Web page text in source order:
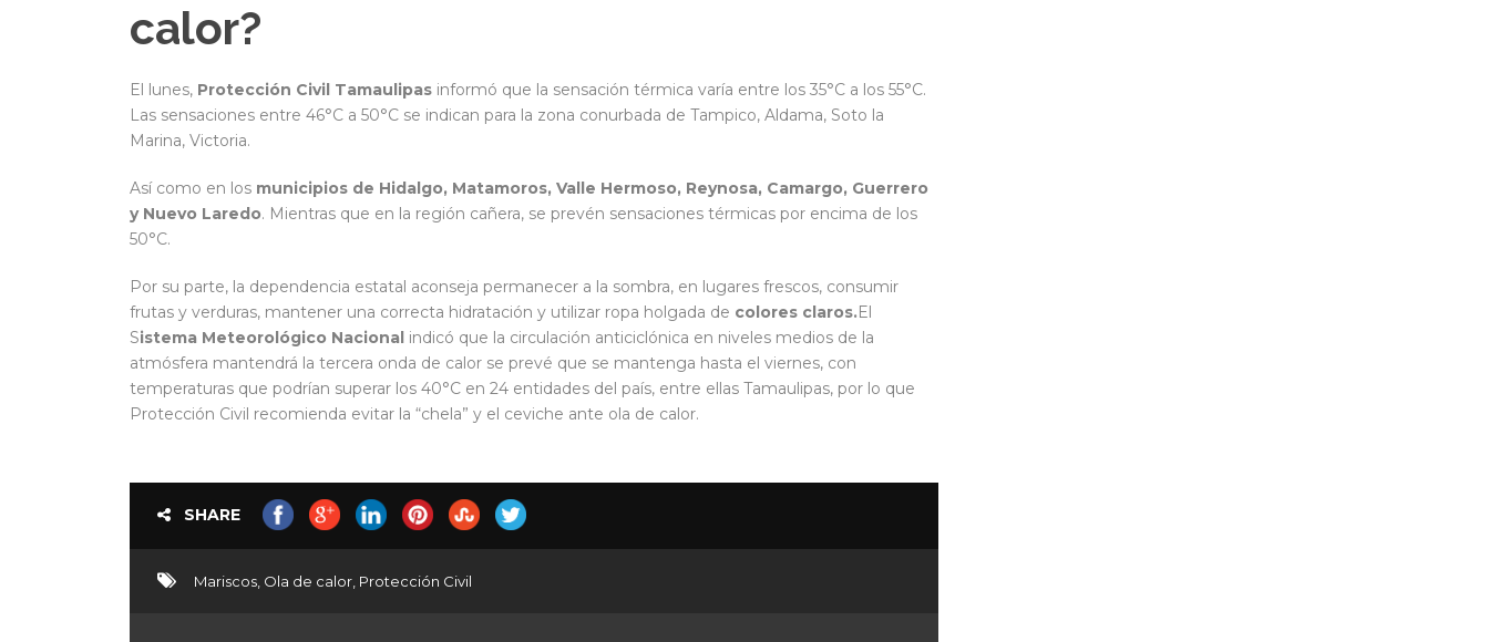
calor?
El lunes, Protección Civil Tamaulipas informó que la sensación térmica varía entre los 35°C a los 55°C.
Las sensaciones entre 46°C a 50°C se indican para la zona conurbada de Tampico, Aldama, Soto la
Marina, Victoria.
Así como en los municipios de Hidalgo, Matamoros, Valle Hermoso, Reynosa, Camargo, Guerrero
y Nuevo Laredo. Mientras que en la región cañera, se prevén sensaciones térmicas por encima de los
50°C.
Por su parte, la dependencia estatal aconseja permanecer a la sombra, en lugares frescos, consumir
frutas y verduras, mantener una correcta hidratación y utilizar ropa holgada de colores claros.El
Sistema Meteorológico Nacional indicó que la circulación anticiclónica en niveles medios de la
atmósfera mantendrá la tercera onda de calor se prevé que se mantenga hasta el viernes, con
temperaturas que podrían superar los 40°C en 24 entidades del país, entre ellas Tamaulipas, por lo que
Protección Civil recomienda evitar la “chela” y el ceviche ante ola de calor.
SHARE
Mariscos Ola de calor Protección Civil